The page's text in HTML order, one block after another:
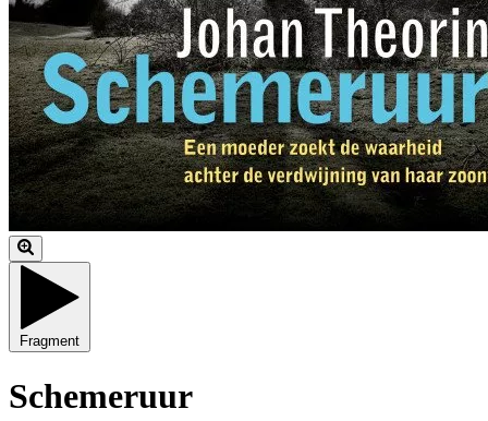
Fragment
Schemeruur